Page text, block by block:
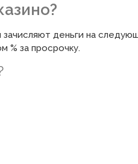
деньги на
% за просрочку.